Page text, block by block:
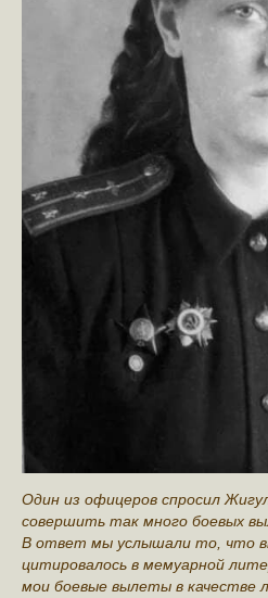
Один из офицеров спросил
совершить так много боевых
В ответ мы услышали то, что
цитировалось в мемуарной
мои боевые вылеты в качестве